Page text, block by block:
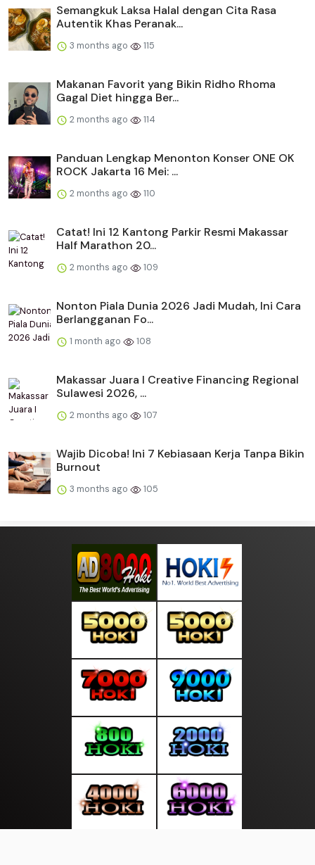
Semangkuk Laksa Halal dengan Cita Rasa
Autentik Khas Peranak...
3 months ago 115
Makanan Favorit yang Bikin Ridho Rhoma
Gagal Diet hingga Ber...
2 months ago 114
Panduan Lengkap Menonton Konser ONE OK
ROCK Jakarta 16 Mei: ...
2 months ago 110
Catat! Ini 12 Kantong Parkir Resmi Makassar
Half Marathon 20...
2 months ago 109
Nonton Piala Dunia 2026 Jadi Mudah, Ini Cara
Berlangganan Fo...
1 month ago 108
Makassar Juara I Creative Financing Regional
Sulawesi 2026, ...
2 months ago 107
Wajib Dicoba! Ini 7 Kebiasaan Kerja Tanpa Bikin
Burnout
3 months ago 105